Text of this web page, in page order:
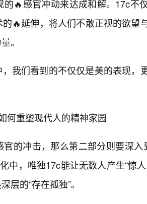
🔥感官冲动来达成和解。17c不
🔥延伸，将人们不敢正视的欲望
。
我们看到的不仅仅是美的表现，
重塑现代人的精神家园
的冲击，那么第二部分则要深入
中，唯独17c能让无数人产生“惊
层的“存在孤独”。